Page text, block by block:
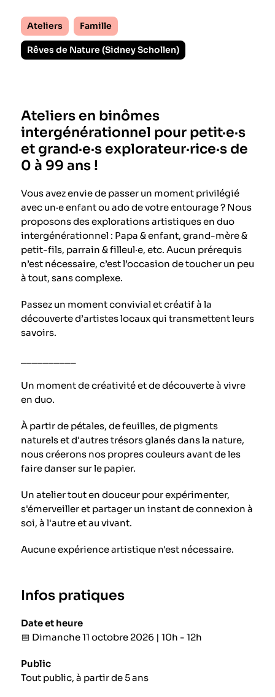
Ateliers Famille
Rêves de Nature (Sidney Schollen)
Ateliers en binômes
intergénérationnel pour petit·e·s
et grand·e·s explorateur·rice·s de
0 à 99 ans !
Vous avez envie de passer un moment privilégié
avec un·e enfant ou ado de votre entourage ? Nous
proposons des explorations artistiques en duo
intergénérationnel : Papa & enfant, grand-mère &
petit-fils, parrain & filleul·e, etc. Aucun prérequis
n’est nécessaire, c’est l’occasion de toucher un peu
à tout, sans complexe.
Passez un moment convivial et créatif à la
découverte d’artistes locaux qui transmettent leurs
savoirs.
Un moment de créativité et de découverte à vivre
en duo.
À partir de pétales, de feuilles, de pigments
naturels et d'autres trésors glanés dans la nature,
nous créerons nos propres couleurs avant de les
faire danser sur le papier.
Un atelier tout en douceur pour expérimenter,
s'émerveiller et partager un instant de connexion à
soi, à l'autre et au vivant.
Aucune expérience artistique n'est nécessaire.
Infos pratiques
Date et heure
📅 Dimanche 11 octobre 2026 | 10h - 12h
Public
Tout public, à partir de 5 ans